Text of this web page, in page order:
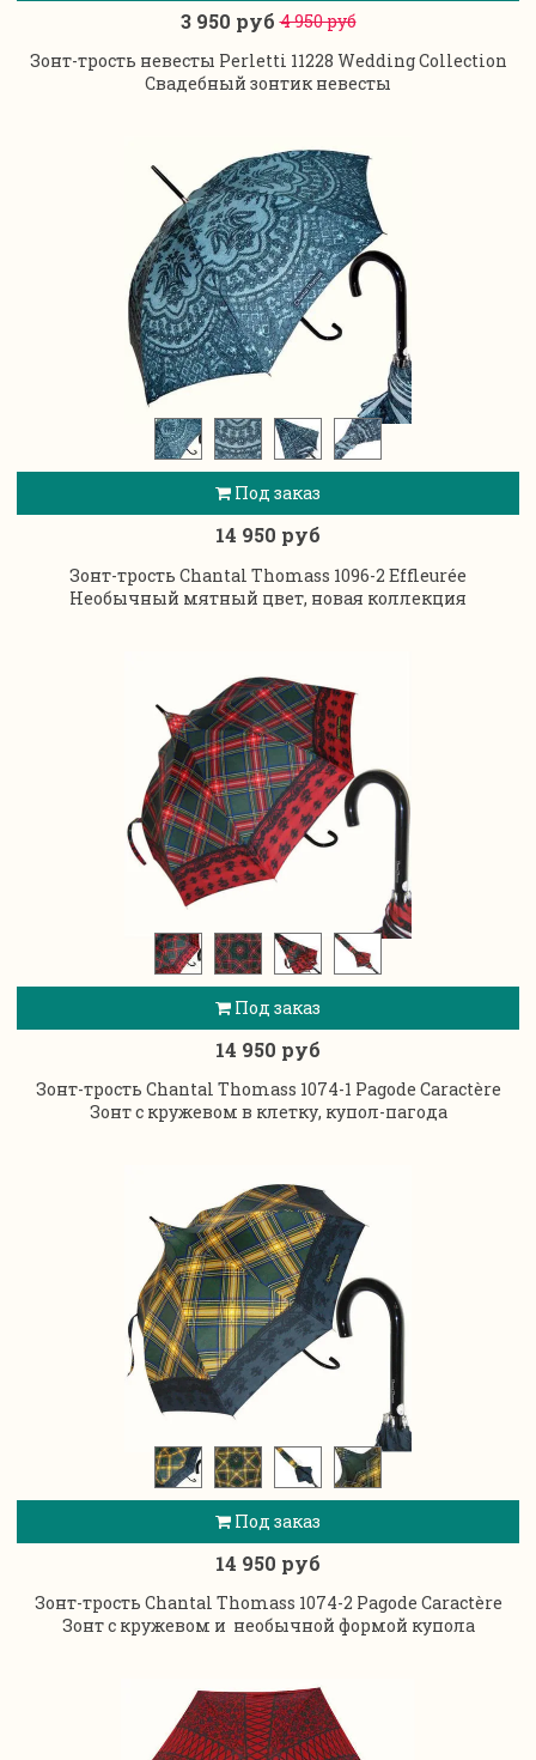
3 950 руб4 950 руб
Зонт-трость невесты Perletti 11228 Wedding Collection
Свадебный зонтик невесты
Под заказ
14 950 руб
Зонт-трость Chantal Thomass 1096-2 Effleurée
Необычный мятный цвет, новая коллекция
Под заказ
14 950 руб
Зонт-трость Chantal Thomass 1074-1 Pagode Caractère
Зонт с кружевом в клетку, купол-пагода
Под заказ
14 950 руб
Зонт-трость Chantal Thomass 1074-2 Pagode Caractère
Зонт с кружевом и необычной формой купола